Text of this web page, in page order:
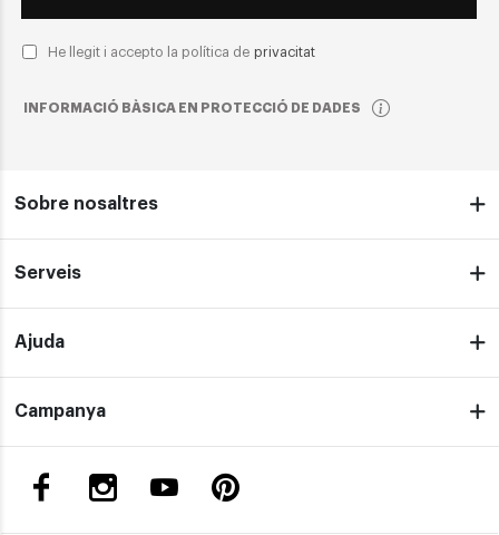
He llegit i accepto la política de privacitat
INFORMACIÓ BÀSICA EN PROTECCIÓ DE DADES
Sobre nosaltres
Serveis
Ajuda
Campanya